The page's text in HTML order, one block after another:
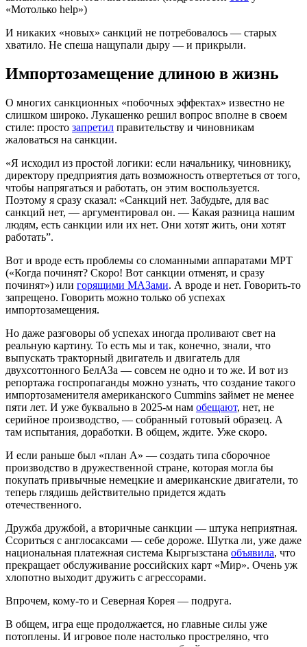
«Мотолько help»)
И никаких «новых» санкций не потребовалось — старых
хватило. Не спеша нащупали дыру — и прикрыли.
Импортозамещение длиною в жизнь
О многих санкционных «побочных эффектах» известно не
слишком широко. Лукашенко решил вопрос вполне в своем
стиле: просто запретил правительству и чиновникам
жаловаться на санкции.
«Я исходил из простой логики: если начальнику, чиновнику,
директору предприятия дать возможность отвертеться от того,
чтобы напрягаться и работать, он этим воспользуется.
Поэтому я сразу сказал: «Санкций нет. Забудьте, для вас
санкций нет, — аргументировал он. — Какая разница нашим
людям, есть санкции или их нет. Они хотят жить, они хотят
работать”.
Вот и вроде есть проблемы со сломанными аппаратами МРТ
(«Когда починят? Скоро! Вот санкции отменят, и сразу
починят») или горящими МАЗами. А вроде и нет. Говорить-то
запрещено. Говорить можно только об успехах
импортозамещения.
Но даже разговоры об успехах иногда проливают свет на
реальную картину. То есть мы и так, конечно, знали, что
выпускать тракторный двигатель и двигатель для
двухсоттонного БелАЗа — совсем не одно и то же. И вот из
репортажа госпропаганды можно узнать, что создание такого
импортозаменителя американского Cummins займет не менее
пяти лет. И уже буквально в 2025-м нам обещают, нет, не
серийное производство, — собранный готовый образец. А
там испытания, доработки. В общем, ждите. Уже скоро.
И если раньше был «план А» — создать типа сборочное
производство в дружественной стране, которая могла бы
покупать привычные немецкие и американские двигатели, то
теперь глядишь действительно придется ждать
отечественного.
Дружба дружбой, а вторичные санкции — штука неприятная.
Ссориться с англосаксами — себе дороже. Шутка ли, уже даже
национальная платежная система Кыргызстана объявила, что
прекращает обслуживание российских карт «Мир». Очень уж
хлопотно выходит дружить с агрессорами.
Впрочем, кому-то и Северная Корея — подруга.
В общем, игра еще продолжается, но главные силы уже
потоплены. И игровое поле настолько простреляно, что